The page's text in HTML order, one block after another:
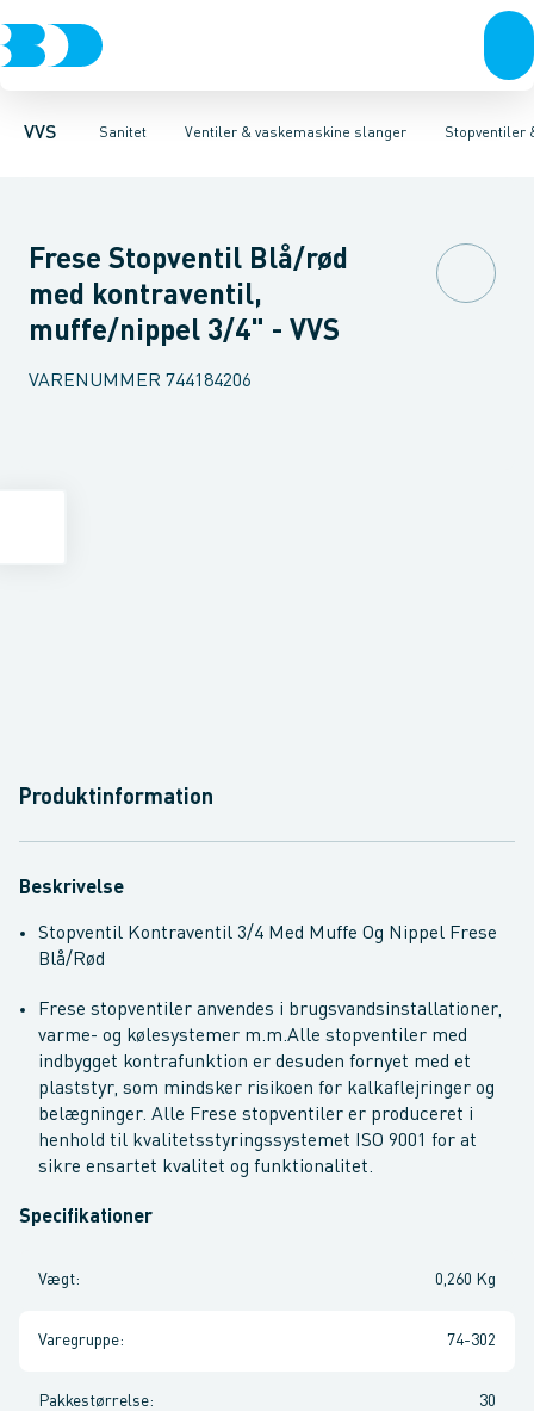
VVS Sanitet
Rør & fittingsPressfittings & rørKuglehaner & ventilerAfløb
Ventiler & vaskemaskine slanger
Toiletter, sæder og cisternerVaskeArmaturerBrusereStopventiler
Servanteventiler Stopventiler & kuglehanerAftapventiler &
Frese Stopventil Blå/rød
med kontraventil,
muffe/nippel 3/4" - VVS
VARENUMMER 744184206
Produktinformation
Beskrivelse
Stopventil Kontraventil 3/4 Med Muffe Og Nippel Frese
Blå/Rød
Frese stopventiler anvendes i brugsvandsinstallationer,
varme- og kølesystemer m.m.Alle stopventiler med
indbygget kontrafunktion er desuden fornyet med et
plaststyr, som mindsker risikoen for kalkaflejringer og
belægninger. Alle Frese stopventiler er produceret i
henhold til kvalitetsstyringssystemet ISO 9001 for at
sikre ensartet kvalitet og funktionalitet.
Specifikationer
Vægt: 0,260 Kg
Varegruppe: 74-302
Pakkestørrelse: 30